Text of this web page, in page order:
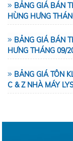
BẢNG GIÁ BÁN
HÙNG HƯNG
BẢNG GIÁ BÁN
HƯNG THÁNG 09/
BẢNG GIÁ TÔN
C & Z NHÀ MÁY